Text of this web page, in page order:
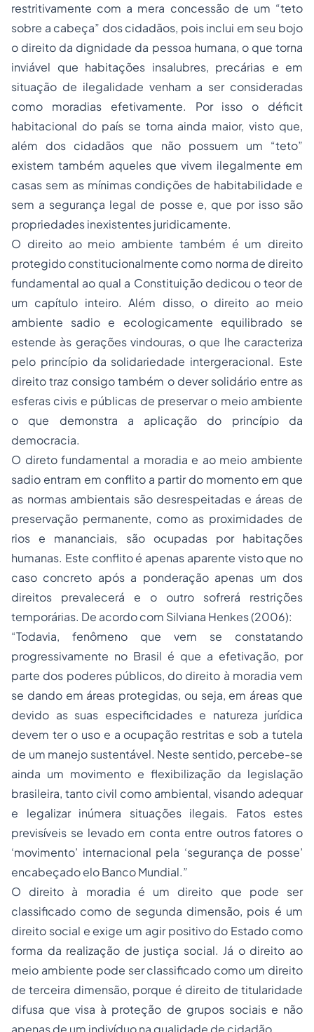
restritivamente com a mera concessão de um “teto
sobre a cabeça” dos cidadãos, pois inclui em seu bojo
o direito da dignidade da pessoa humana, o que torna
inviável que habitações insalubres, precárias e em
situação de ilegalidade venham a ser consideradas
como moradias efetivamente. Por isso o déficit
habitacional do país se torna ainda maior, visto que,
além dos cidadãos que não possuem um “teto”
existem também aqueles que vivem ilegalmente em
casas sem as mínimas condições de habitabilidade e
sem a segurança legal de posse e, que por isso são
propriedades inexistentes juridicamente.
O direito ao meio ambiente também é um direito
protegido constitucionalmente como norma de direito
fundamental ao qual a Constituição dedicou o teor de
um capítulo inteiro. Além disso, o direito ao meio
ambiente sadio e ecologicamente equilibrado se
estende às gerações vindouras, o que lhe caracteriza
pelo princípio da solidariedade intergeracional. Este
direito traz consigo também o dever solidário entre as
esferas civis e públicas de preservar o meio ambiente
o que demonstra a aplicação do princípio da
democracia.
O direto fundamental a moradia e ao meio ambiente
sadio entram em conflito a partir do momento em que
as normas ambientais são desrespeitadas e áreas de
preservação permanente, como as proximidades de
rios e mananciais, são ocupadas por habitações
humanas. Este conflito é apenas aparente visto que no
caso concreto após a ponderação apenas um dos
direitos prevalecerá e o outro sofrerá restrições
temporárias. De acordo com Silviana Henkes (2006):
“Todavia, fenômeno que vem se constatando
progressivamente no Brasil é que a efetivação, por
parte dos poderes públicos, do direito à moradia vem
se dando em áreas protegidas, ou seja, em áreas que
devido as suas especificidades e natureza jurídica
devem ter o uso e a ocupação restritas e sob a tutela
de um manejo sustentável. Neste sentido, percebe-se
ainda um movimento e flexibilização da legislação
brasileira, tanto civil como ambiental, visando adequar
e legalizar inúmera situações ilegais. Fatos estes
previsíveis se levado em conta entre outros fatores o
‘movimento’ internacional pela ‘segurança de posse’
encabeçado elo Banco Mundial.”
O direito à moradia é um direito que pode ser
classificado como de segunda dimensão, pois é um
direito social e exige um agir positivo do Estado como
forma da realização de justiça social. Já o direito ao
meio ambiente pode ser classificado como um direito
de terceira dimensão, porque é direito de titularidade
difusa que visa à proteção de grupos sociais e não
apenas de um indivíduo na qualidade de cidadão.